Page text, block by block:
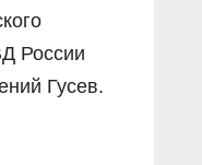
России
Гусев.